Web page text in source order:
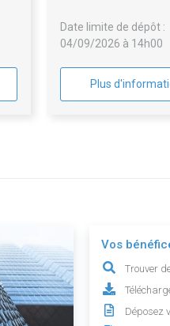
Date limite de dépôt :
04/09/2026 à 14h00
Plus
Vos
Trouver
Déposez